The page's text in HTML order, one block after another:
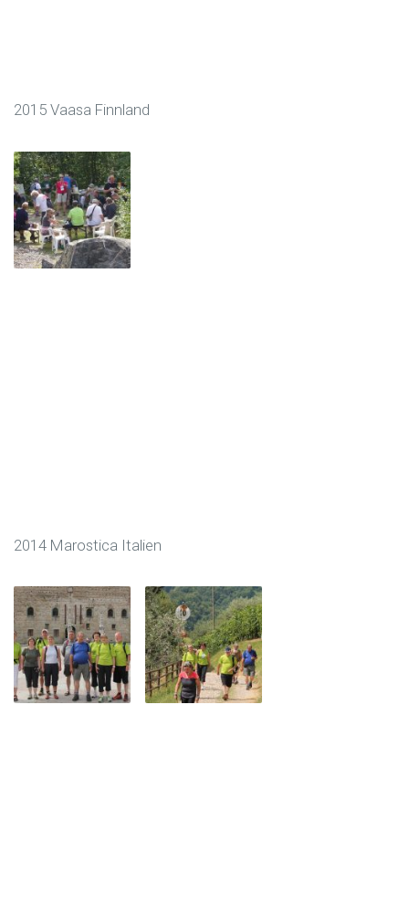
2015 Vaasa Finnland
2014 Marostica Italien